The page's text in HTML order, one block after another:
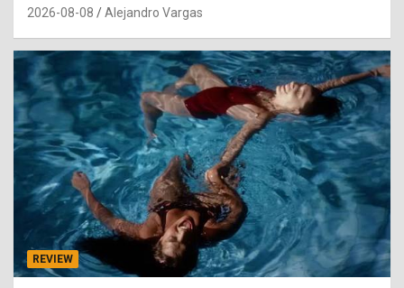
2026-08-08 Alejandro Vargas
REVIEW